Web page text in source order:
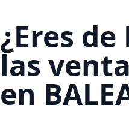
¿Eres
las
en